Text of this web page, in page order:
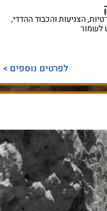
הצניעות והכבוד ההדדי,
לשמור
לפרטים נוספים >